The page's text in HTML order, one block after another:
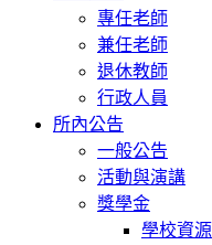
專任老師
兼任老師
退休教師
行政人員
所內公告
一般公告
活動與演講
獎學金
學校資源